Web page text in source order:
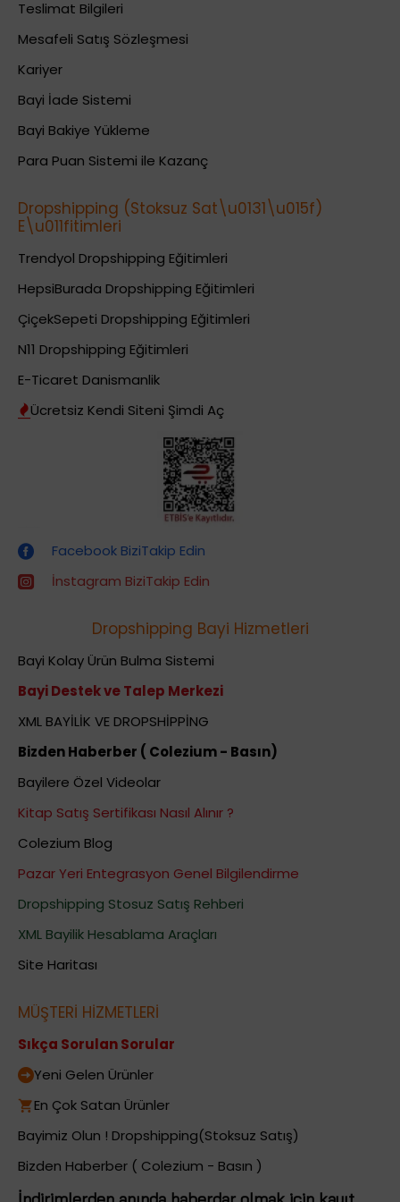
Teslimat Bilgileri
Mesafeli Satış Sözleşmesi
Kariyer
Bayi İade Sistemi
Bayi Bakiye Yükleme
Para Puan Sistemi ile Kazanç
Dropshipping (Stoksuz Sat\u0131\u015f)
E\u011fitimleri
Trendyol Dropshipping Eğitimleri
HepsiBurada Dropshipping Eğitimleri
ÇiçekSepeti Dropshipping Eğitimleri
N11 Dropshipping Eğitimleri
E-Ticaret Danismanlik
Ücretsiz Kendi Siteni Şimdi Aç
Facebook BiziTakip Edin
İnstagram BiziTakip Edin
Dropshipping Bayi Hizmetleri
Bayi Kolay Ürün Bulma Sistemi
Bayi Destek ve Talep Merkezi
XML BAYİLİK VE DROPSHİPPİNG
Bizden Haberber ( Colezium - Basın)
Bayilere Özel Videolar
Kitap Satış Sertifikası Nasıl Alınır ?
Colezium Blog
Pazar Yeri Entegrasyon Genel Bilgilendirme
Dropshipping Stosuz Satış Rehberi
XML Bayilik Hesablama Araçları
Site Haritası
MÜŞTERİ HİZMETLERİ
Sıkça Sorulan Sorular
Yeni Gelen Ürünler
En Çok Satan Ürünler
Bayimiz Olun ! Dropshipping(Stoksuz Satış)
Bizden Haberber ( Colezium - Basın )